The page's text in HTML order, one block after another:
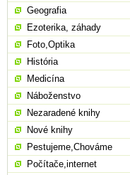
Geografia
Ezoterika, záhady
Foto,Optika
História
Medicína
Náboženstvo
Nezaradené knihy
Nové knihy
Pestujeme,Chováme
Počítače,internet